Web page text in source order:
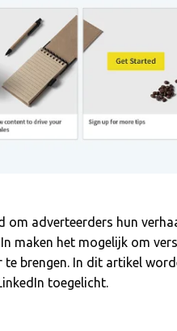
om adverteerders hun
maken het mogelijk om
brengen. In dit artikel
toegelicht.